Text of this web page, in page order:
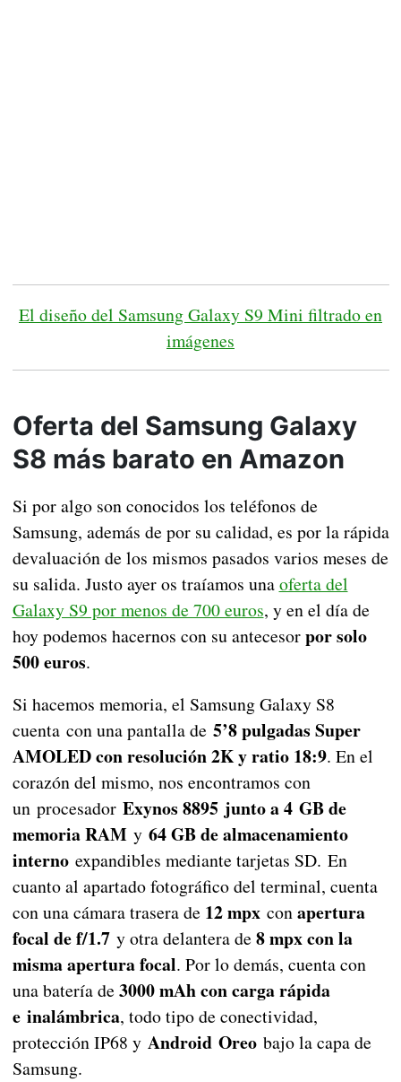
El diseño del Samsung Galaxy S9 Mini filtrado en
imágenes
Oferta del Samsung Galaxy
S8 más barato en Amazon
Si por algo son conocidos los teléfonos de
Samsung, además de por su calidad, es por la rápida
devaluación de los mismos pasados varios meses de
su salida. Justo ayer os traíamos unaoferta del
Galaxy S9 por menos de 700 euros, y en el día de
hoy podemos hacernos con su antecesorpor solo
500 euros.
Si hacemos memoria, el Samsung Galaxy S8
cuenta con una pantalla de 5’8 pulgadas Super
AMOLED con resolución 2K y ratio 18:9. En el
corazón del mismo, nos encontramos con
un procesador Exynos 8895 junto a 4GB de
memoria RAMy 64 GB de almacenamiento
interno expandibles mediante tarjetas SD. En
cuanto al apartado fotográfico del terminal, cuenta
con una cámara trasera de 12 mpxconapertura
focal de f/1.7y otra delantera de 8 mpx con la
misma apertura focal. Por lo demás, cuenta con
una batería de 3000 mAh con carga rápida
e inalámbrica, todo tipo de conectividad,
protección IP68 y Android Oreo bajo la capa de
Samsung.